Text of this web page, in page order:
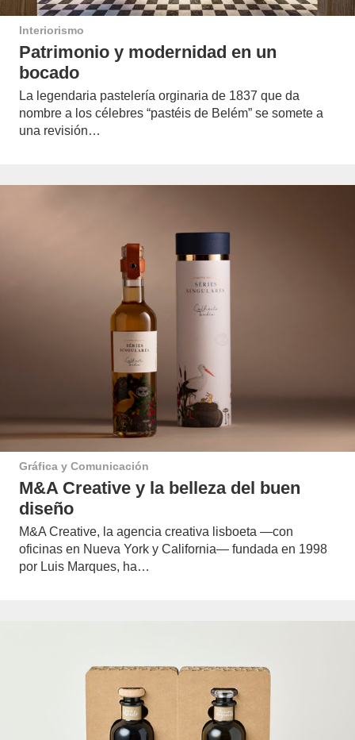
Interiorismo
Patrimonio y modernidad en un
bocado
La legendaria pastelería orginaria de 1837 que da
nombre a los célebres “pastéis de Belém” se somete a
una revisión…
Gráfica y Comunicación
M&A Creative y la belleza del buen
diseño
M&A Creative, la agencia creativa lisboeta —con
oficinas en Nueva York y California— fundada en 1998
por Luis Marques, ha…